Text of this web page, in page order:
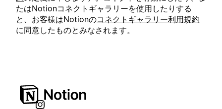
たはNotionコネクトギャラリーを使用したりする
と、お客様はNotionのコネクトギャラリー利用規約
に同意したものとみなされます。